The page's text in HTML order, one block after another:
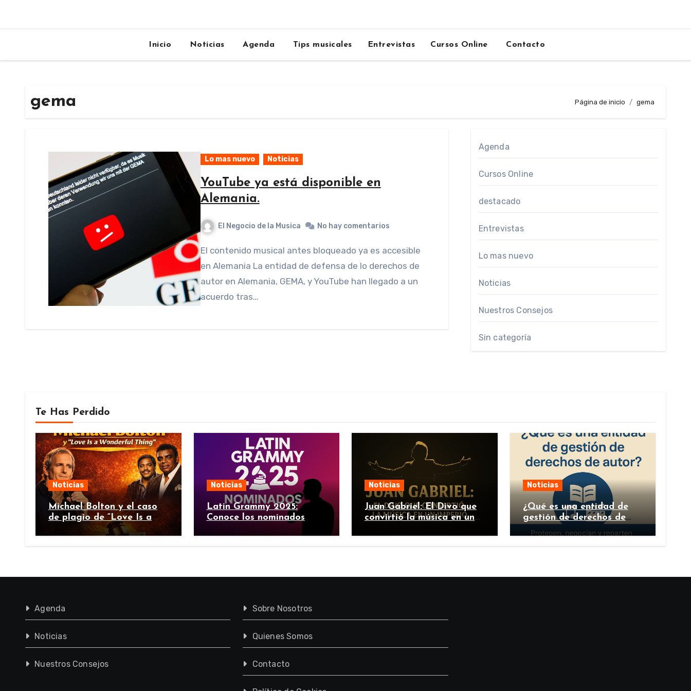
Inicio Noticias Agenda Tips musicales Entrevistas Cursos Online Contacto
gema Página de inicio gema
Lo mas nuevo Noticias
YouTube ya está disponible en
Alemania.
El Negocio de la Musica No hay comentarios
El contenido musical antes bloqueado ya es accesible
en Alemania La entidad de defensa de lo derechos de
autor en Alemania, GEMA, y YouTube han llegado a un
acuerdo tras…
Agenda
Cursos Online
destacado
Entrevistas
Lo mas nuevo
Noticias
Nuestros Consejos
Sin categoría
Te Has Perdido
Noticias
Michael Bolton y el caso
de plagio de “Love Is a
Wonderful Thing”
Noticias
Latin Grammy 2025:
Conoce los nominados
Noticias
Juan Gabriel: El Divo que
convirtió la música en un
Noticias
¿Qué es una entidad de
gestión de derechos de
autor y por qué es
importante?
Agenda
Noticias
Nuestros Consejos
Sobre Nosotros
Quienes Somos
Contacto